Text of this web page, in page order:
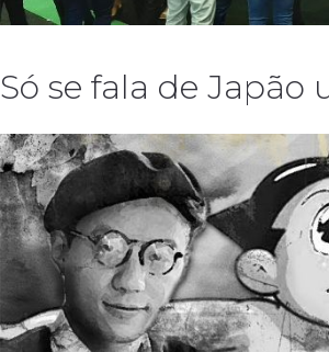
Só se fala de